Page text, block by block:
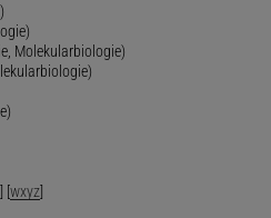
Molekularbiologie)
] [wxyz]